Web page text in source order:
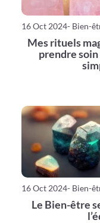
16 Oct 2024- Bien-
Mes rituels
prendre soin
16 Oct 2024- Bien-
Le Bien-être